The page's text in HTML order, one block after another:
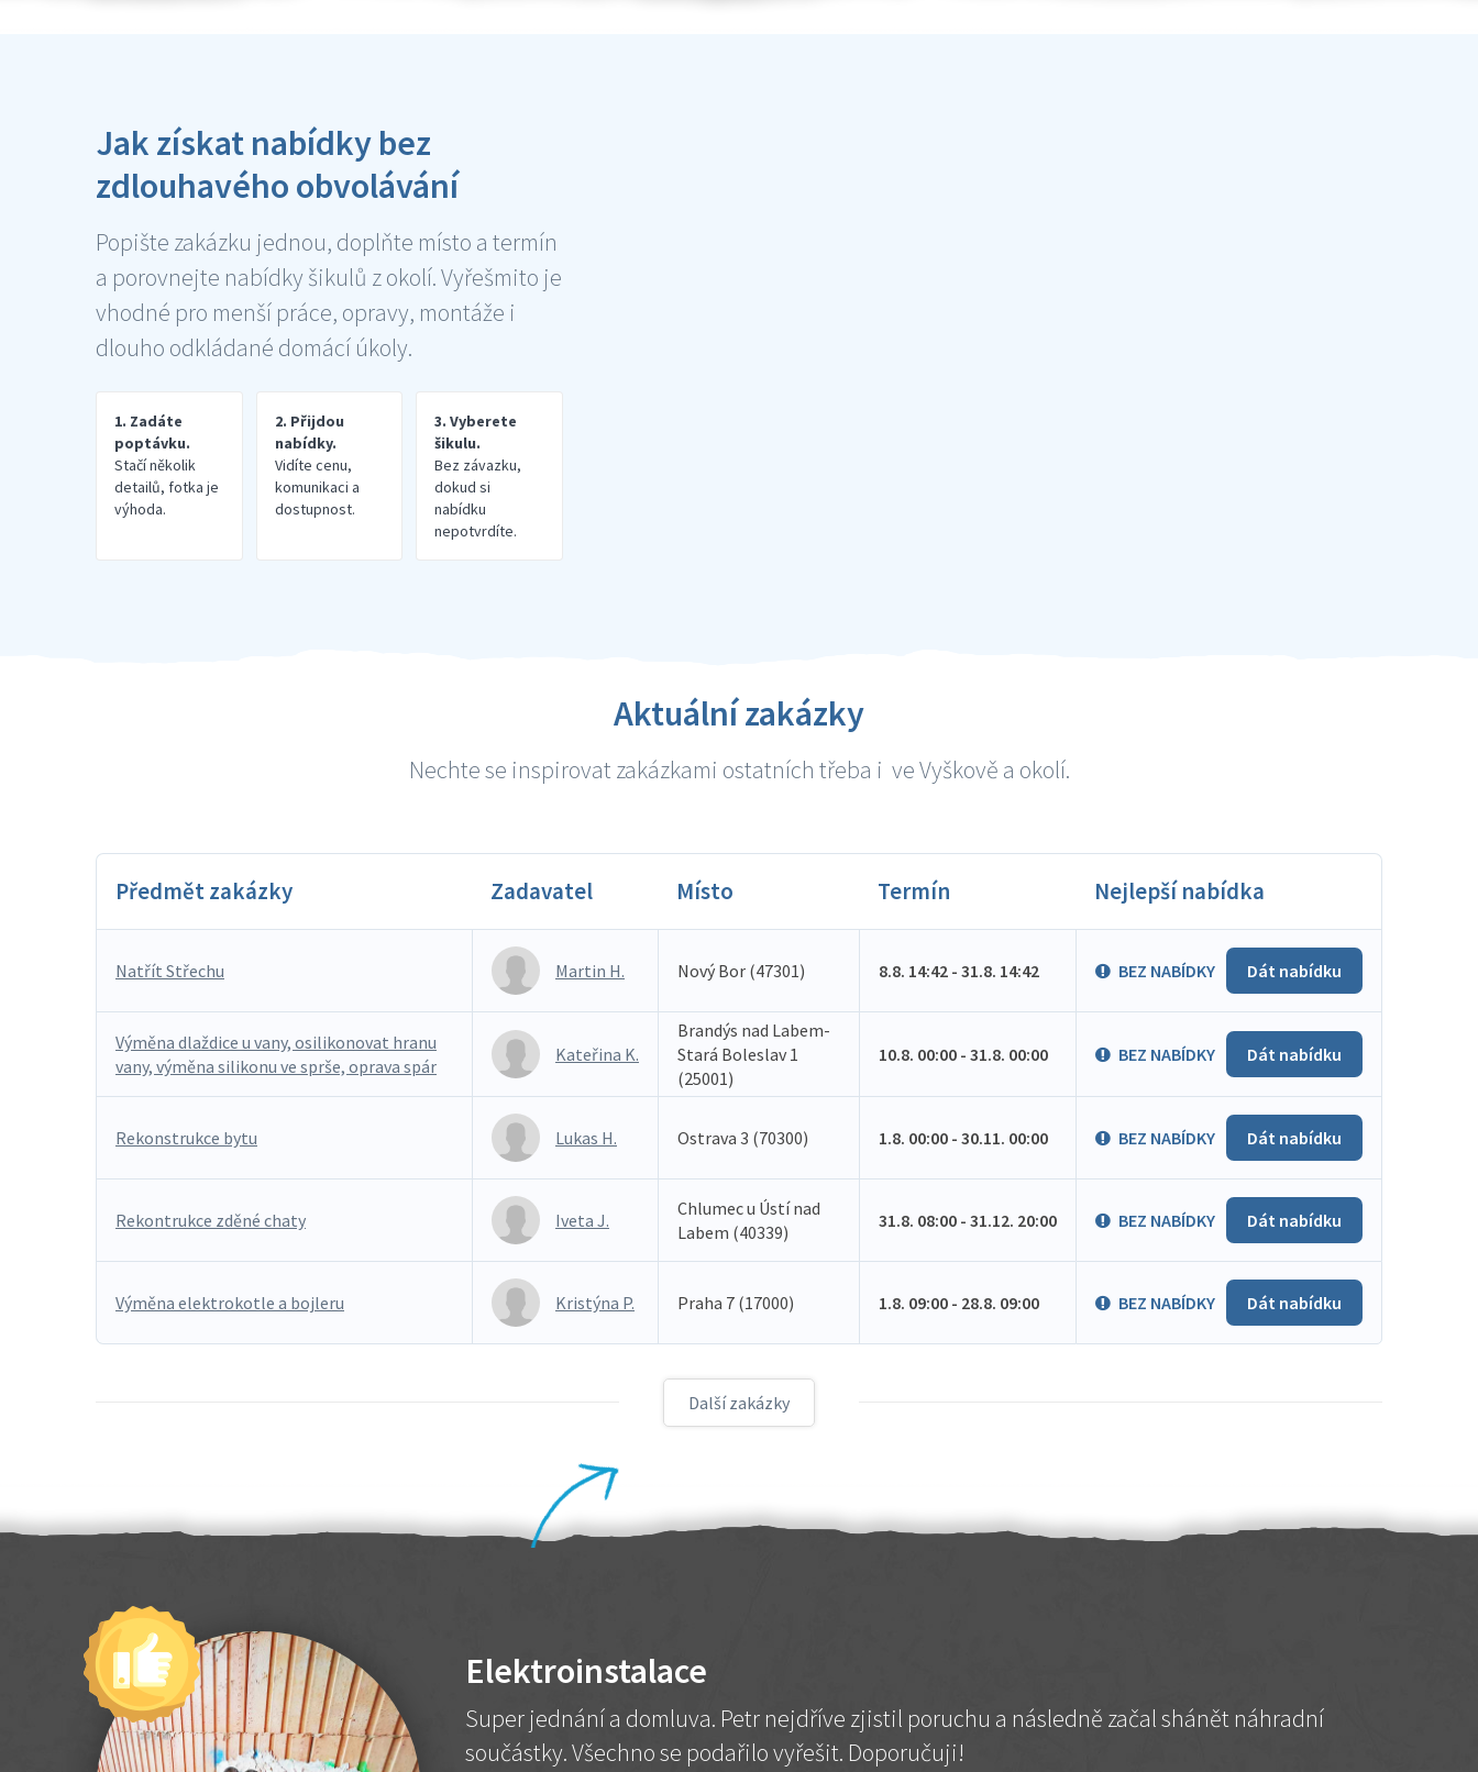
Jak získat nabídky bez
zdlouhavého obvolávání
Popište zakázku jednou, doplňte místo a termín
a porovnejte nabídky šikulů z okolí. Vyřešmito je
vhodné pro menší práce, opravy, montáže i
dlouho odkládané domácí úkoly.
1. Zadáte
poptávku.
Stačí několik
detailů, fotka je
výhoda.
2. Přijdou
nabídky.
Vidíte cenu,
komunikaci a
dostupnost.
3. Vyberete
šikulu.
Bez závazku,
dokud si
nabídku
nepotvrdíte.
Aktuální zakázky
Nechte se inspirovat zakázkami ostatních třeba i ve Vyškově a okolí.
Předmět zakázky Zadavatel Místo Termín Nejlepší nabídka
Natřít Střechu Martin H. Nový Bor (47301) 8.8. 14:42 - 31.8. 14:42 BEZ NABÍDKY Dát nabídku
Výměna dlaždice u vany, osilikonovat hranu
vany, výměna silikonu ve sprše, oprava spár
Kateřina K.
Brandýs nad Labem-
Stará Boleslav 1
(25001)
10.8. 00:00 - 31.8. 00:00 BEZ NABÍDKY Dát nabídku
Rekonstrukce bytu Lukas H. Ostrava 3 (70300) 1.8. 00:00 - 30.11. 00:00 BEZ NABÍDKY Dát nabídku
Rekontrukce zděné chaty Iveta J.
Chlumec u Ústí nad
Labem (40339)
31.8. 08:00 - 31.12. 20:00 BEZ NABÍDKY Dát nabídku
Výměna elektrokotle a bojleru Kristýna P. Praha 7 (17000) 1.8. 09:00 - 28.8. 09:00 BEZ NABÍDKY Dát nabídku
Další zakázky
Elektroinstalace
Super jednání a domluva. Petr nejdříve zjistil poruchu a následně začal shánět náhradní
součástky. Všechno se podařilo vyřešit. Doporučuji!